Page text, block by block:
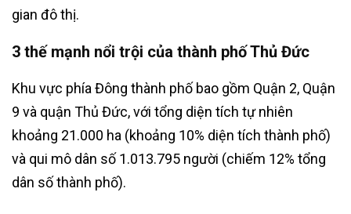
gian đô thị.
3 thế mạnh nổi trội của thành phố Thủ Đức
Khu vực phía Đông thành phố bao gồm Quận 2, Quận
9 và quận Thủ Đức, với tổng diện tích tự nhiên
khoảng 21.000 ha (khoảng 10% diện tích thành phố)
và qui mô dân số 1.013.795 người (chiếm 12% tổng
dân số thành phố).